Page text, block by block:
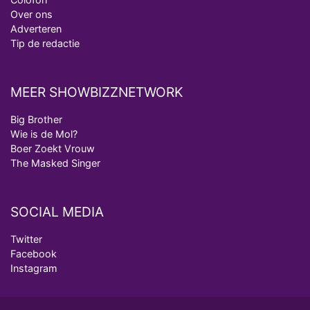
Over ons
Adverteren
Tip de redactie
MEER SHOWBIZZNETWORK
Big Brother
Wie is de Mol?
Boer Zoekt Vrouw
The Masked Singer
SOCIAL MEDIA
Twitter
Facebook
Instagram